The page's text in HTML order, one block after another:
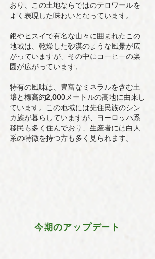
おり、この土地ならではのテロワールを
よく表現した味わいとなっています。
銀やヒスイで有名な山々に囲まれたこの
地域は、乾燥した砂漠のような風景が広
がっていますが、その中にコーヒーの楽
園が広がっています。
特有の風味は、豊富なミネラルを含む土
壌と標高約2,000メートルの高地に由来し
ています。この地域には先住民族のシン
カ族が暮らしていますが、ヨーロッパ系
移民も多く住んでおり、生産者には白人
系の特徴を持つ方も多く見られます。
今期のアップデート